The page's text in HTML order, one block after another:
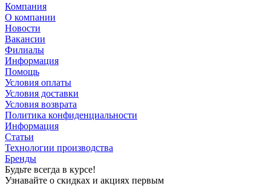
Компания
О компании
Новости
Вакансии
Филиалы
Информация
Помощь
Условия оплаты
Условия доставки
Условия возврата
Политика конфиденциальности
Информация
Статьи
Технологии производства
Бренды
Будьте всегда в курсе!
Узнавайте о скидках и акциях первым